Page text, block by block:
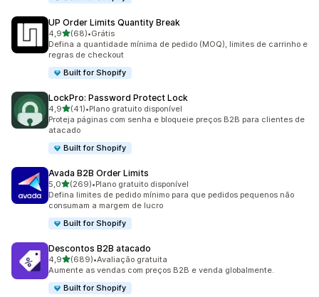
UP Order Limits Quantity Break
4,9de 5 estrelas
(68)
68 avaliações ao todo
•Grátis
Defina a quantidade mínima de pedido (MOQ), limites de carrinho e
regras de checkout
Built for Shopify
LockPro: Password Protect Lock
4,9de 5 estrelas
(41)
41 avaliações ao todo
•Plano gratuito disponível
Proteja páginas com senha e bloqueie preços B2B para clientes de
atacado
Built for Shopify
Avada B2B Order Limits
5,0de 5 estrelas
(269)
269 avaliações ao todo
•Plano gratuito disponível
Defina limites de pedido mínimo para que pedidos pequenos não
consumam a margem de lucro
Built for Shopify
Descontos B2B atacado
4,9de 5 estrelas
(689)
689 avaliações ao todo
•Avaliação gratuita
Aumente as vendas com preços B2B e venda globalmente.
Built for Shopify